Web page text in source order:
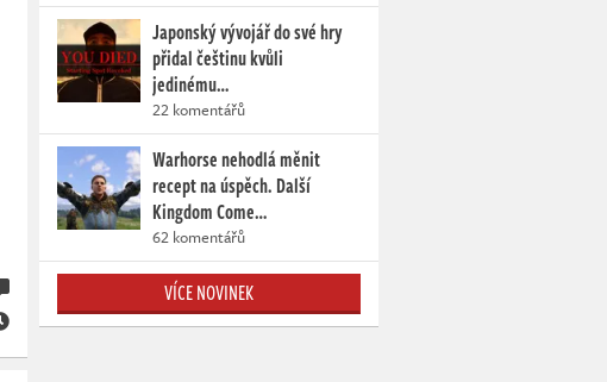
Japonský vývojář do své hry
přidal češtinu kvůli
jedinému…
22 komentářů
Warhorse nehodlá měnit
recept na úspěch. Další
Kingdom Come…
62 komentářů
VÍCE NOVINEK